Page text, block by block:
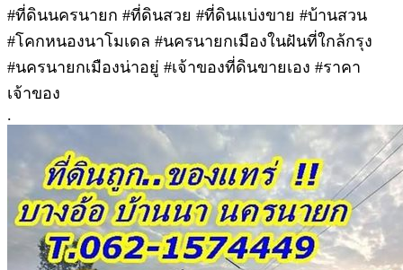
#ที่ดินนครนายก #ที่ดินสวย #ที่ดินแบ่งขาย #บ้านสวน
#โคกหนองนาโมเดล #นครนายกเมืองในฝันที่ใกล้กรุง
#นครนายกเมืองน่าอยู่ #เจ้าของที่ดินขายเอง #ราคา
เจ้าของ
.